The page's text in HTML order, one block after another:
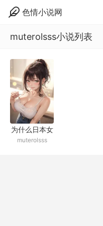
色情小说网
muterolsss小说列表
为什么日本女
高中生都要倒
muterolsss